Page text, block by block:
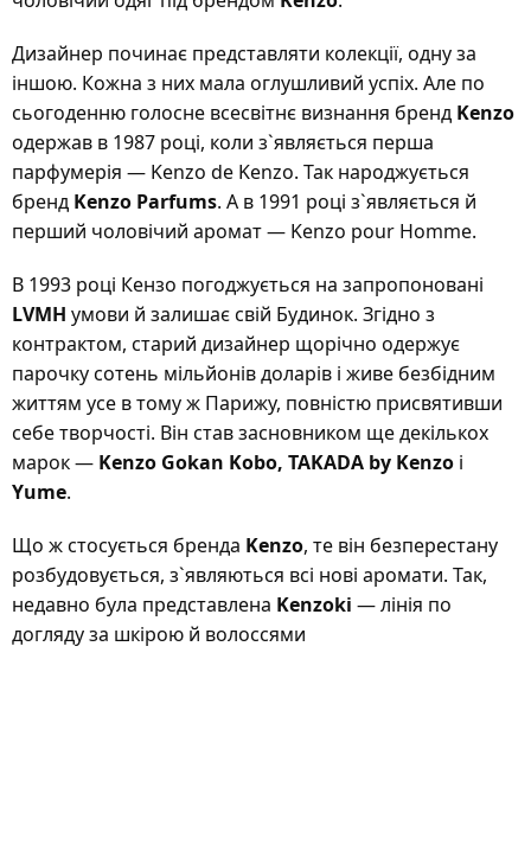
Дизайнер починає представляти колекції, одну за
іншою. Кожна з них мала оглушливий успіх. Але по
сьогоденню голосне всесвітнє визнання бренд Kenzo
одержав в 1987 році, коли з`являється перша
парфумерія — Kenzo de Kenzo. Так народжується
бренд Kenzo Parfums. А в 1991 році з`являється й
перший чоловічий аромат — Kenzo pour Homme.
В 1993 році Кензо погоджується на запропоновані
LVMH умови й залишає свій Будинок. Згідно з
контрактом, старий дизайнер щорічно одержує
парочку сотень мільйонів доларів і живе безбідним
життям усе в тому ж Парижу, повністю присвятивши
себе творчості. Він став засновником ще декількох
марок — Kenzo Gokan Kobo, TAKADA by Kenzo і
Yume.
Що ж стосується бренда Kenzo, те він безперестану
розбудовується, з`являються всі нові аромати. Так,
недавно була представлена Kenzoki — лінія по
догляду за шкірою й волоссями